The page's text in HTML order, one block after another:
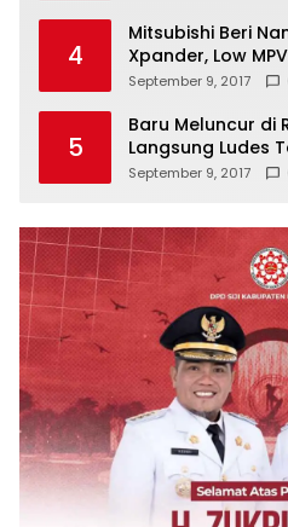
4
Mitsubishi Beri
Xpander, Low
September 9, 2017
5
Baru Meluncur di
Langsung Ludes
September 9, 2017